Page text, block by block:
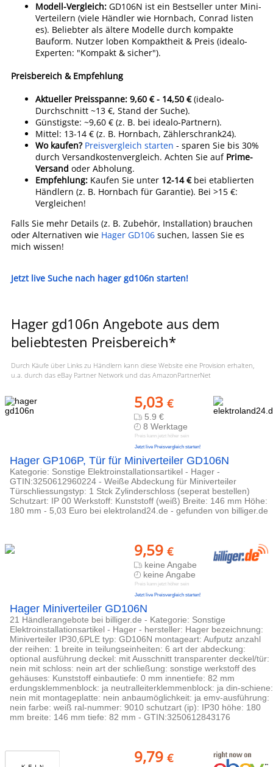
Modell-Vergleich: GD106N ist ein Bestseller unter Mini-
Verteilern (viele Händler wie Hornbach, Conrad listen
es). Beliebter als ältere Modelle durch kompakte
Bauform. Nutzer loben Kompaktheit & Preis (idealo-
Experten: "Kompakt & sicher").
Preisbereich & Empfehlung
Aktueller Preisspanne: 9,60 € - 14,50 €(idealo-
Durchschnitt ~13 €, Stand der Suche).
Günstigste: ~9,60 € (z. B. bei idealo-Partnern).
Mittel: 13-14 € (z. B. Hornbach, Zählerschrank24).
Wo kaufen? Preisvergleich starten - sparen Sie bis 30%
durch Versandkostenvergleich. Achten Sie auf Prime-
Versand oder Abholung.
Empfehlung: Kaufen Sie unter 12-14 €bei etablierten
Händlern (z. B. Hornbach für Garantie). Bei >15 €:
Vergleichen!
Falls Sie mehr Details (z. B. Zubehör, Installation) brauchen
oder Alternativen wie Hager GD106 suchen, lassen Sie es
mich wissen!
Jetzt live Suche nach hager gd106n starten!
Hager gd106n Angebote aus dem
beliebtesten Preisbereich*
Durch Käufe über Links zu Händlern kann diese Website eine Provision erhalten,
u.a. durch das eBay Partner Network und das AmazonPartnerNet
5,03 €
5.9 €
8 Werktage
Preis kann jetzt höher sein
Jetzt live Preisvergleich starten!
Hager GP106P, Tür für Miniverteiler GD106N
Kategorie: Sonstige Elektroinstallationsartikel - Hager -
GTIN:3250612960224 - Weiße Abdeckung für Miniverteiler
Türschliessungstyp: 1 Stck Zylinderschloss (seperat bestellen)
Schutzart: IP 00 Werkstoff: Kunststoff (weiß) Breite: 146 mm Höhe:
180 mm - 5,03 Euro bei elektroland24.de - gefunden von billiger.de
9,59 €
keine Angabe
keine Angabe
Preis kann jetzt höher sein
Jetzt live Preisvergleich starten!
Hager Miniverteiler GD106N
21 Händlerangebote bei billiger.de - Kategorie: Sonstige
Elektroinstallationsartikel - Hager - hersteller: Hager bezeichnung:
Miniverteiler IP30,6PLE typ: GD106N montageart: Aufputz anzahl
der reihen: 1 breite in teilungseinheiten: 6 art der abdeckung:
optional ausführung deckel: mit Ausschnitt transparenter deckel/tür:
nein mit schloss: nein art der schließung: sonstige werkstoff des
gehäuses: Kunststoff einbautiefe: 0 mm innentiefe: 82 mm
erdungsklemmenblock: ja neutralleiterklemmenblock: ja din-schiene:
nein mit montageplatte: nein anbaumöglichkeit: ja emv-ausführung:
nein farbe: weiß ral-nummer: 9010 schutzart (ip): IP30 höhe: 180
mm breite: 146 mm tiefe: 82 mm - GTIN:3250612843176
9,79 €